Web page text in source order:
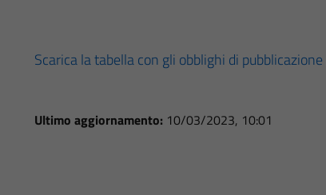
Scarica la tabella con gli obblighi di pubblicazione
Ultimo aggiornamento: 10/03/2023, 10:01